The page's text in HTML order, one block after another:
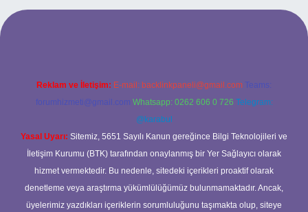
opera bet giriş
Reklam ve İletişim: E-mail: backlinkpaneli@gmail.com Teams:
forumhizmeti@gmail.com Whatsapp: 0262 606 0 726 Telegram:
@karabul
Yasal Uyarı: Sitemiz, 5651 Sayılı Kanun gereğince Bilgi Teknolojileri ve
İletişim Kurumu (BTK) tarafından onaylanmış bir Yer Sağlayıcı olarak
hizmet vermektedir. Bu nedenle, sitedeki içerikleri proaktif olarak
denetleme veya araştırma yükümlülüğümüz bulunmamaktadır. Ancak,
üyelerimiz yazdıkları içeriklerin sorumluluğunu taşımakta olup, siteye